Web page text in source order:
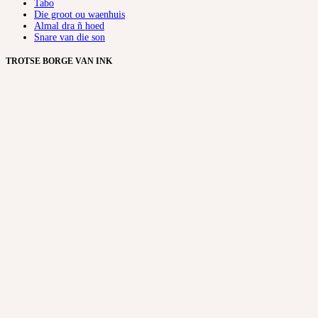
Tabo
Die groot ou waenhuis
Almal dra ñ hoed
Snare van die son
TROTSE BORGE VAN INK